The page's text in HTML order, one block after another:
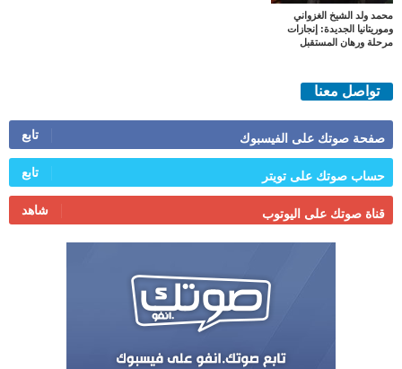
محمد ولد الشيخ الغزواني
وموريتانيا الجديدة: إنجازات
مرحلة ورهان المستقبل
تواصل معنا
صفحة صوتك على الفيسبوك تابع
حساب صوتك على تويتر تابع
قناة صوتك على اليوتوب شاهد